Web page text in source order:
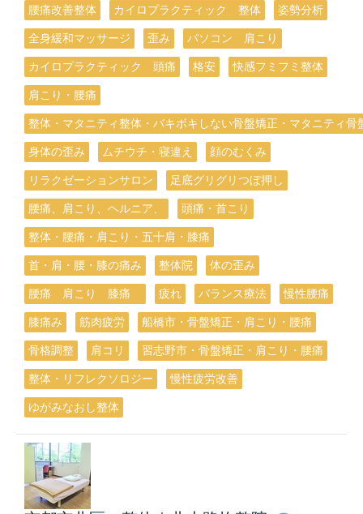
腰痛改善整体 カイロプラクティック 整体 姿勢分析
全身緩和マッサージ 歪み パソコン 肩こり
カイロプラクティック 頭痛 格安 快感フミフミ整体
肩こり・腰痛
整体・マタニティ整体・バキボキしない骨盤矯正・マタニティ
身体の歪み ムチウチ・寝違え 顔のむくみ
リラクゼーションサロン 足底グリグリつぼ押し
腰痛、肩こり、ヘルニア、 頭痛・首こり
整体・腰痛・肩こり・五十肩・膝痛
首・肩・腰・膝の痛み 整体院 体の歪み
腰痛 肩こり 膝痛 疲れ バランス療法 慢性腰痛
膝痛み 筋肉疲労 船橋市・骨盤矯正・肩こり・腰痛
骨格調整 肩コリ 習志野市・骨盤矯正・肩こり・腰痛
整体・リフレクソロジー 慢性疲労改善
ゆがみなおし整体